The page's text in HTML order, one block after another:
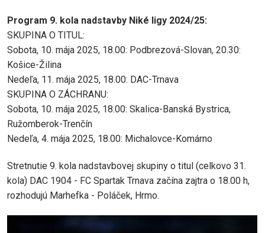
Program 9. kola nadstavby Niké ligy 2024/25:
SKUPINA O TITUL:
Sobota, 10. mája 2025, 18.00: Podbrezová-Slovan, 20.30:
Košice-Žilina
Nedeľa, 11. mája 2025, 18.00: DAC-Trnava
SKUPINA O ZÁCHRANU:
Sobota, 10. mája 2025, 18.00: Skalica-Banská Bystrica,
Ružomberok-Trenčín
Nedeľa, 4. mája 2025, 18.00: Michalovce-Komárno
Stretnutie 9. kola nadstavbovej skupiny o titul (celkovo 31.
kola) DAC 1904 - FC Spartak Trnava začína zajtra o 18.00 h,
rozhodujú Marhefka - Poláček, Hrmo.